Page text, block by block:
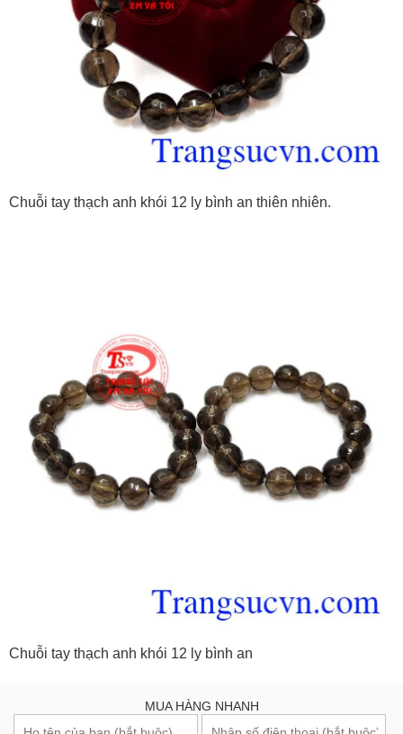
Chuỗi tay thạch anh khói 12 ly bình an thiên nhiên.
Chuỗi tay thạch anh khói 12 ly bình an
MUA HÀNG NHANH